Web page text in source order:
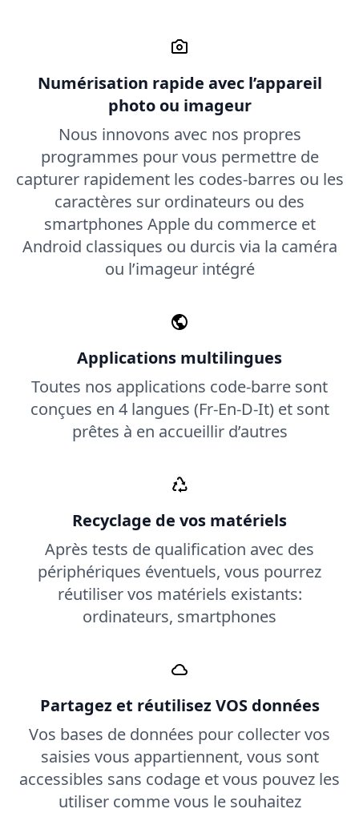
Numérisation rapide avec l’appareil
photo ou imageur
Nous innovons avec nos propres
programmes pour vous permettre de
capturer rapidement les codes-barres ou les
caractères sur ordinateurs ou des
smartphones Apple du commerce et
Android classiques ou durcis via la caméra
ou l’imageur intégré
Applications multilingues
Toutes nos applications code-barre sont
conçues en 4 langues (Fr-En-D-It) et sont
prêtes à en accueillir d’autres
Recyclage de vos matériels
Après tests de qualification avec des
périphériques éventuels, vous pourrez
réutiliser vos matériels existants:
ordinateurs, smartphones
Partagez et réutilisez VOS données
Vos bases de données pour collecter vos
saisies vous appartiennent, vous sont
accessibles sans codage et vous pouvez les
utiliser comme vous le souhaitez